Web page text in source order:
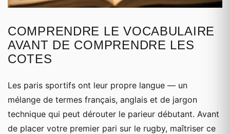
COMPRENDRE LE VOCABULAIRE
AVANT DE COMPRENDRE LES
COTES
Les paris sportifs ont leur propre langue — un
mélange de termes français, anglais et de jargon
technique qui peut dérouter le parieur débutant. Avant
de placer votre premier pari sur le rugby, maîtriser ce